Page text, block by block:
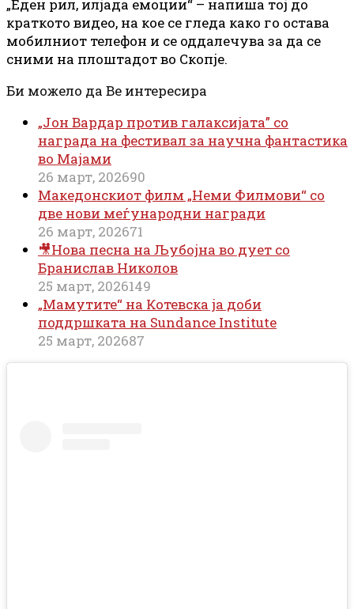
„Еден рил, илјада емоции“ – напиша тој до
краткото видео, на кое се гледа како го остава
мобилниот телефон и се оддалечува за да се
сними на плоштадот во Скопје.
Би можело да Ве интересира
„Јон Вардар против галаксијата” со
награда на фестивал за научна фантастика
во Мајами
26 март, 202690
Македонскиот филм „Неми Филмови“ со
две нови меѓународни награди
26 март, 202671
🎥Нова песна на Љубојна во дует со
Бранислав Николов
25 март, 2026149
„Мамутите“ на Котевска ја доби
поддршката на Sundance Institute
25 март, 202687